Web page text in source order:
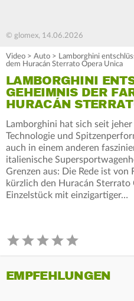
© glomex, 14.06.2026
Video > Auto > Lamborghini
dem Huracán Sterrato Opera Unica
LAMBORGHINI
GEHEIMNIS DER
HURACÁN
Lamborghini hat sich seit
Technologie und
auch in einem anderen
italienische
Grenzen aus: Die Rede ist
kürzlich den Huracán
Einzelstück mit einzigartiger…
EMPFEHLUNGEN